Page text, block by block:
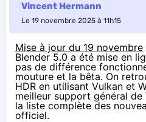
Vincent Hermann
Le 19 novembre 2025 à 11h15
Mise à jour du 19 novembre
Blender 5.0 a été mise en
pas de différence
mouture et la bêta. On
HDR en utilisant Vulkan et
meilleur support général
la liste complète des
officiel.